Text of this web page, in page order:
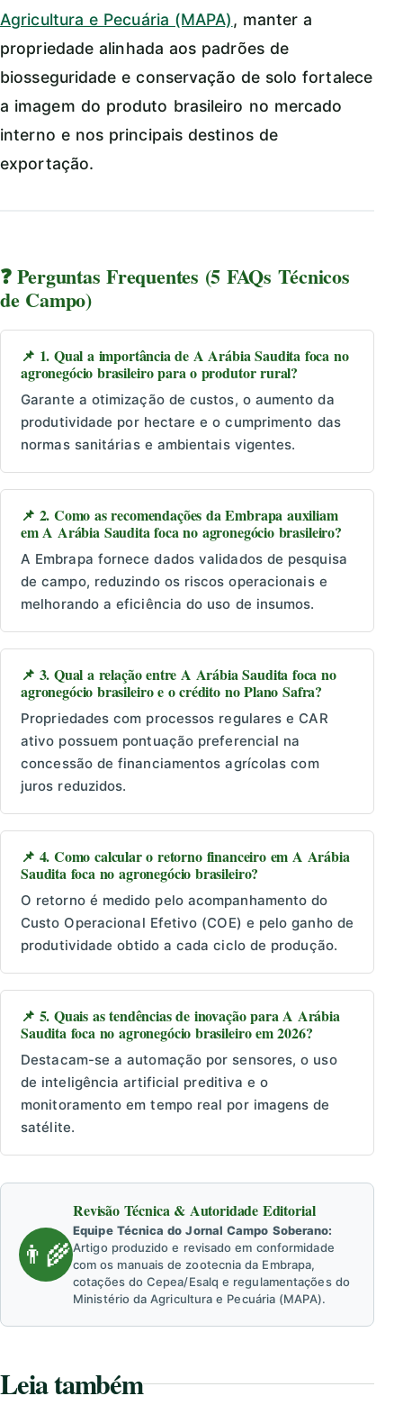
Agricultura e Pecuária (MAPA), manter a
propriedade alinhada aos padrões de
biosseguridade e conservação de solo fortalece
a imagem do produto brasileiro no mercado
interno e nos principais destinos de
exportação.
❓ Perguntas Frequentes (5 FAQs Técnicos
de Campo)
📌 1. Qual a importância de A Arábia Saudita foca no
agronegócio brasileiro para o produtor rural?
Garante a otimização de custos, o aumento da
produtividade por hectare e o cumprimento das
normas sanitárias e ambientais vigentes.
📌 2. Como as recomendações da Embrapa auxiliam
em A Arábia Saudita foca no agronegócio brasileiro?
A Embrapa fornece dados validados de pesquisa
de campo, reduzindo os riscos operacionais e
melhorando a eficiência do uso de insumos.
📌 3. Qual a relação entre A Arábia Saudita foca no
agronegócio brasileiro e o crédito no Plano Safra?
Propriedades com processos regulares e CAR
ativo possuem pontuação preferencial na
concessão de financiamentos agrícolas com
juros reduzidos.
📌 4. Como calcular o retorno financeiro em A Arábia
Saudita foca no agronegócio brasileiro?
O retorno é medido pelo acompanhamento do
Custo Operacional Efetivo (COE) e pelo ganho de
produtividade obtido a cada ciclo de produção.
📌 5. Quais as tendências de inovação para A Arábia
Saudita foca no agronegócio brasileiro em 2026?
Destacam-se a automação por sensores, o uso
de inteligência artificial preditiva e o
monitoramento em tempo real por imagens de
satélite.
👨‍🌾
Revisão Técnica & Autoridade Editorial
Equipe Técnica do Jornal Campo Soberano:
Artigo produzido e revisado em conformidade
com os manuais de zootecnia da Embrapa,
cotações do Cepea/Esalq e regulamentações do
Ministério da Agricultura e Pecuária (MAPA).
Leia também